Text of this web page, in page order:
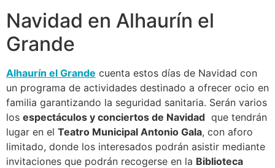
Navidad en Alhaurín el
Grande
Alhaurín el Grande cuenta estos días de Navidad con
un programa de actividades destinado a ofrecer ocio en
familia garantizando la seguridad sanitaria. Serán varios
los espectáculos y conciertos de Navidad que tendrán
lugar en el Teatro Municipal Antonio Gala, con aforo
limitado, donde los interesados podrán asistir mediante
invitaciones que podrán recogerse en la Biblioteca